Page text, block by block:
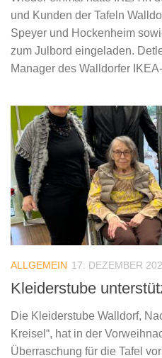
und Kunden der Tafeln
Speyer und Hockenheim
zum Julbord eingeladen.
Manager des Walldorfer
ALLGEMEIN 17. DEZEMBER
Kleiderstube
Die Kleiderstube Walldorf,
Kreisel“, hat in der
Überraschung für die Tafel